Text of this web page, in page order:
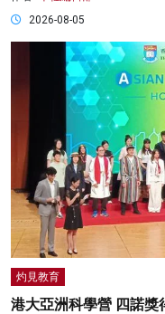
2026-08-05
灼見教育
港大亞洲科學營 四諾獎